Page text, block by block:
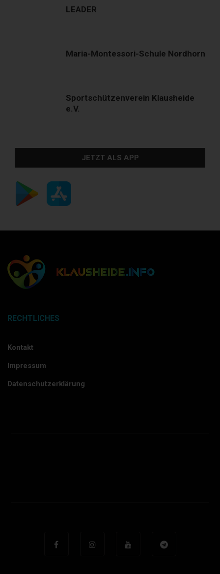
LEADER
Maria-Montessori-Schule Nordhorn
Sportschützenverein Klausheide
e.V.
JETZT ALS APP
RECHTLICHES
Kontakt
Impressum
Datenschutzerklärung